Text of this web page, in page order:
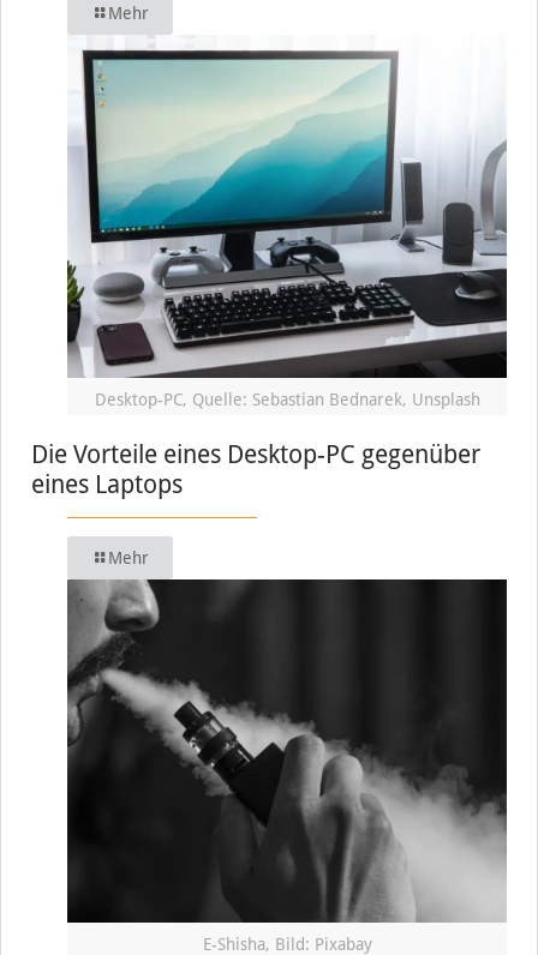
Mehr
Desktop-PC, Quelle: Sebastian Bednarek, Unsplash
Die Vorteile eines Desktop-PC gegenüber
eines Laptops
Mehr
E-Shisha, Bild: Pixabay